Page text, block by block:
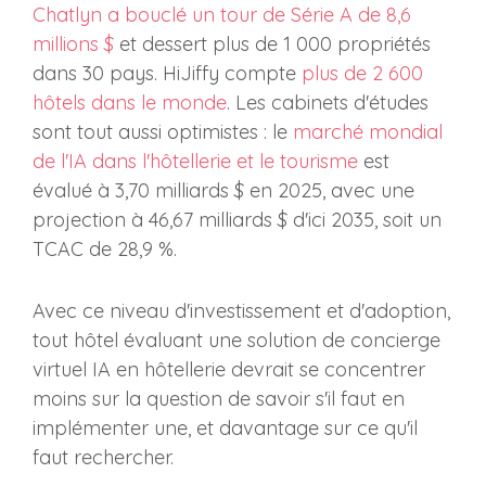
Chatlyn a bouclé un tour de Série A de 8,6
millions $ et dessert plus de 1 000 propriétés
dans 30 pays. HiJiffy compte plus de 2 600
hôtels dans le monde. Les cabinets d'études
sont tout aussi optimistes : le marché mondial
de l'IA dans l'hôtellerie et le tourisme est
évalué à 3,70 milliards $ en 2025, avec une
projection à 46,67 milliards $ d'ici 2035, soit un
TCAC de 28,9 %.
Avec ce niveau d'investissement et d'adoption,
tout hôtel évaluant une solution de concierge
virtuel IA en hôtellerie devrait se concentrer
moins sur la question de savoir s'il faut en
implémenter une, et davantage sur ce qu'il
faut rechercher.